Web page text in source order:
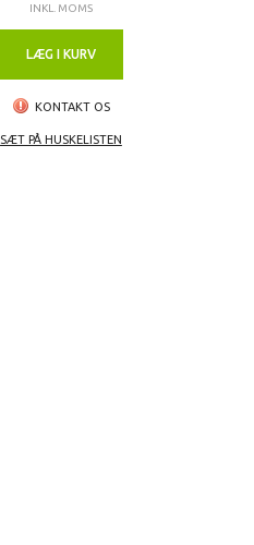
INKL. MOMS
LÆG I KURV
KONTAKT OS
SÆT PÅ HUSKELISTEN